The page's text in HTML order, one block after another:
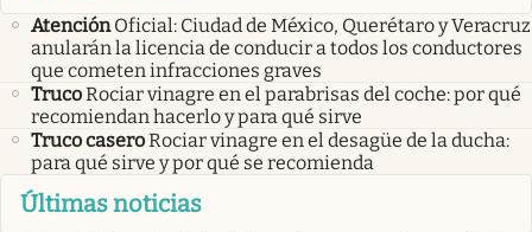
Atención Oficial: Ciudad de México, Querétaro y Veracruz
anularán la licencia de conducir a todos los conductores
que cometen infracciones graves
TrucoRociar vinagre en el parabrisas del coche: por qué
recomiendan hacerlo y para qué sirve
Truco caseroRociar vinagre en el desagüe de la ducha:
para qué sirve y por qué se recomienda
Últimas noticias